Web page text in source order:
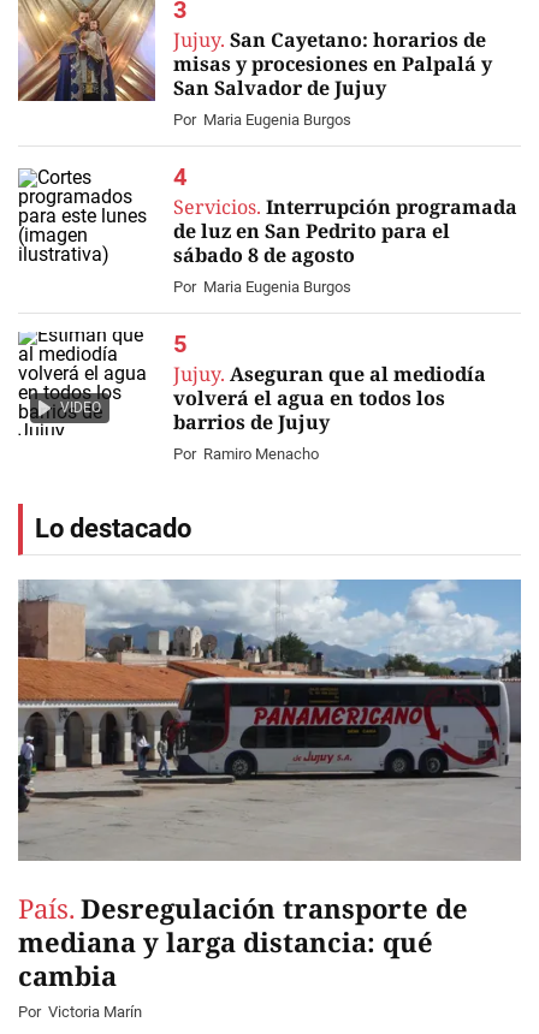
Jujuy. San Cayetano: horarios de
misas y procesiones en Palpalá y
San Salvador de Jujuy
Por Maria Eugenia Burgos
Servicios. Interrupción programada
de luz en San Pedrito para el
sábado 8 de agosto
Por Maria Eugenia Burgos
VIDEO
Jujuy. Aseguran que al mediodía
volverá el agua en todos los
barrios de Jujuy
Por Ramiro Menacho
Lo destacado
País. Desregulación transporte de
mediana y larga distancia: qué
cambia
Por Victoria Marín